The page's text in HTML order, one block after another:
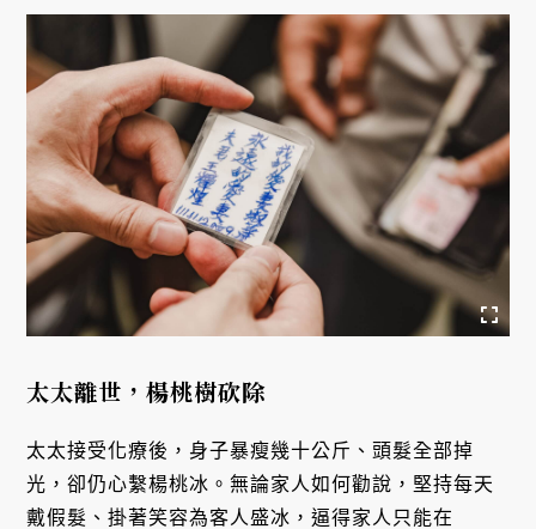
太太離世，楊桃樹砍除
太太接受化療後，身子暴瘦幾十公斤、頭髮全部掉
光，卻仍心繫楊桃冰。無論家人如何勸說，堅持每天
戴假髮、掛著笑容為客人盛冰，逼得家人只能在